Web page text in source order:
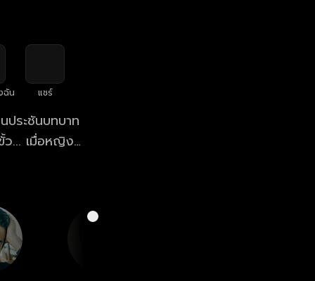
ฉัน แชร์
ประชันบทบาท
ว... เมื่อหญิง
เป็น "ความ